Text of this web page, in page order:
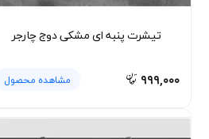
تیشرت پنبه ای مشکی دوج چارجر
۹۹۹,۰۰۰ مشاهده محصول